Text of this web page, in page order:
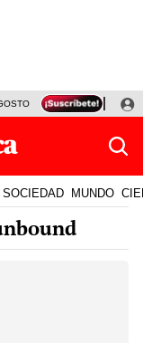
TINKA RESULTADOS
SOCIEDAD MUNDO